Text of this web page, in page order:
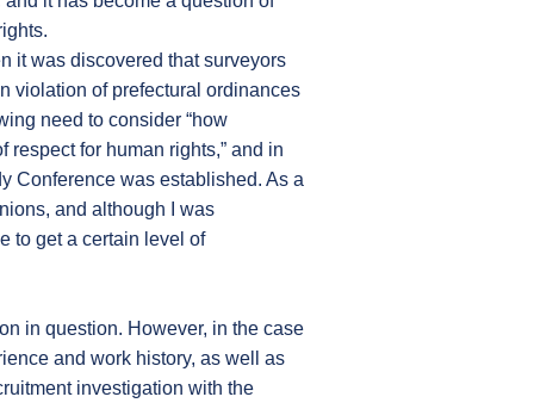
it was discovered that surveyors
violation of prefectural ordinances
need to consider “how
for human rights,” and in
Conference was established. As a
and although I was
to get a certain level of
in question. However, in the case
and work history, as well as
investigation with the